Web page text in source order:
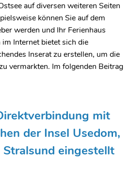
auf diversen weiteren Seiten
können Sie auf dem
werden und Ihr Ferienhaus
Internet bietet sich die
Inserat zu erstellen, um die
vermarkten. Im folgenden Beitrag
mit
der Insel Usedom,
eingestellt